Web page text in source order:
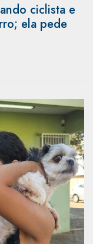
ciclista e
ela pede